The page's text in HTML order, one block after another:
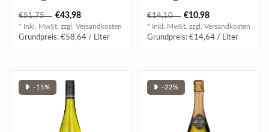
die Reben auf einer ganz
eigenständige..
€51,75 €43,98
* Inkl. MwSt. zzgl. Versandkosten
Grundpreis: €58,64 / Liter
ausdrucksstark, balanciert
und animiere..
€14,10 €10,98
* Inkl. MwSt. zzgl. Versandkosten
Grundpreis: €14,64 / Liter
❥ -15% ❥ -22%